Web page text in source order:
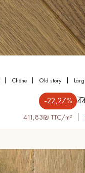
chêne old story
-22,27%
411,83₪ TTC/m²